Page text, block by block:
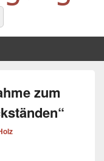
der Gymnasien in
zum